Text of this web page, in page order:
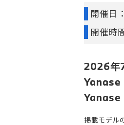
開催日
開催時
2026年
Yanase
Yanase
掲載モデル